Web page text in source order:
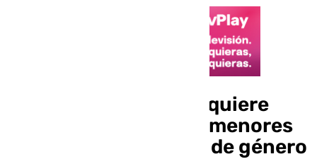
Rincón de la Victoria quiere
ampliar la atención a menores
víctimas de violencia de género